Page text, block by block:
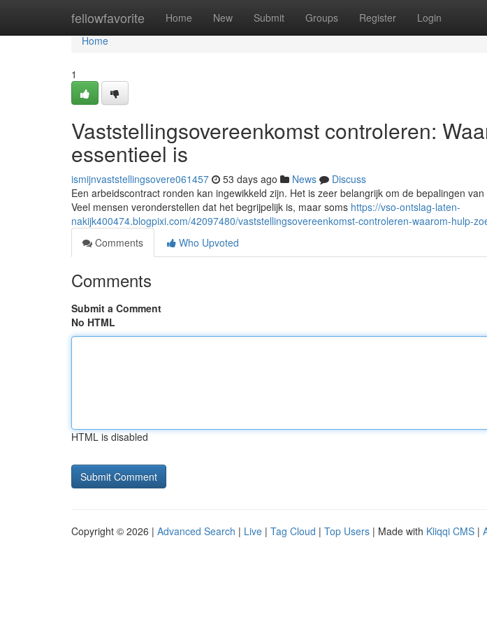
fellowfavorite Home New Submit Groups Register Login
Home
Home
1
Vaststellingsovereenkomst controleren:
essentieel is
ismijnvaststellingsovere061457 53 days ago News
Discuss
Een arbeidscontract ronden kan ingewikkeld zijn. Het is zeer belangrijk om de bepalingen
Veel mensen veronderstellen dat het begrijpelijk is, maar soms https://vso-ontslag-laten-
nakijk400474.blogpixi.com/42097480/vaststellingsovereenkomst-controleren-waarom-hulp-
Comments
Who Upvoted
Comments
Submit a Comment
No HTML
HTML is disabled
Copyright © 2026 | Advanced Search | Live | Tag Cloud | Top Users | Made with Kliqqi CMS |